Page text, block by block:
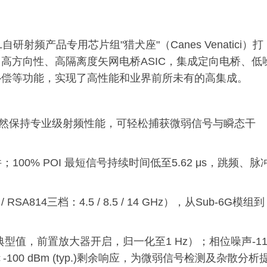
研射频产品专用芯片组"猎犬座"（Canes Venatici）打
方向性、高隔离度矢网电桥ASIC，集成定向电桥、低
等功能，实现了高性能和业界前所未有的高集成。
保持专业级射频性能，可轻松捕获微弱信号与瞬态干
100% POI 最短信号持续时间低至5.62 μs，跳频、脉
三档：4.5 / 8.5 / 14 GHz），从Sub-6G模组到
值，前置放大器开启，归一化至1 Hz）；相位噪声-
dBm (typ.)剩余响应，为微弱信号检测及杂散分析